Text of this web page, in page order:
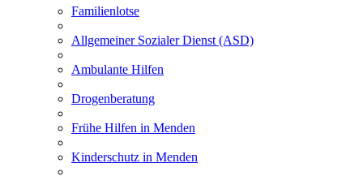
Familienlotse
Allgemeiner Sozialer Dienst (ASD)
Ambulante Hilfen
Drogenberatung
Frühe Hilfen in Menden
Kinderschutz in Menden